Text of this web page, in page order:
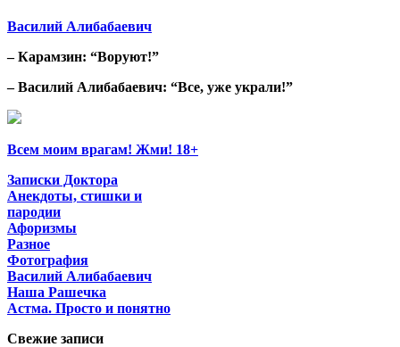
Василий Алибабаевич
– Карамзин: “Воруют!”
– Василий Алибабаевич: “Все, уже украли!”
Всем моим врагам! Жми! 18+
Записки Доктора
Анекдоты, стишки и
пародии
Афоризмы
Разное
Фотография
Василий Алибабаевич
Наша Рашечка
Астма. Просто и понятно
Свежие записи